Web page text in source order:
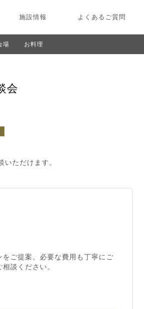
施設情報 よくあるご質問
場 お料理
会
ただけます。
ご提案。必要な費用も丁寧にご
談ください。